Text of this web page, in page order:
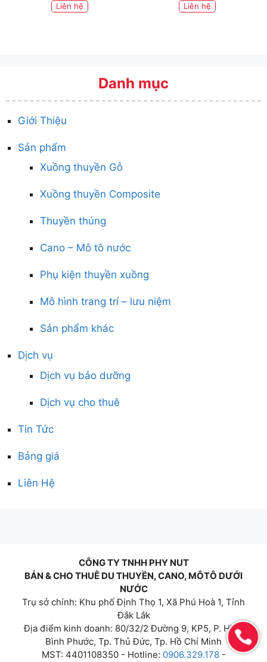
Liên hệ Liên hệ
Danh mục
Giới Thiệu
Sản phẩm
Xuồng thuyền Gỗ
Xuồng thuyền Composite
Thuyền thúng
Cano – Mô tô nước
Phụ kiện thuyền xuồng
Mô hình trang trí – lưu niệm
Sản phẩm khác
Dịch vụ
Dịch vụ bảo dưỡng
Dịch vụ cho thuê
Tin Tức
Bảng giá
Liên Hệ
CÔNG TY TNHH PHY NUT
BÁN & CHO THUÊ DU THUYỀN, CANO, MÔTÔ DƯỚI
NƯỚC
Trụ sở chính: Khu phố Định Thọ 1, Xã Phú Hoà 1, Tỉnh
Đắk Lắk
Địa điểm kinh doanh: 80/32/2 Đường 9, KP5, P. Hiệp
Bình Phước, Tp. Thủ Đức, Tp. Hồ Chí Minh
MST: 4401108350 - Hotline: 0906.329.178-